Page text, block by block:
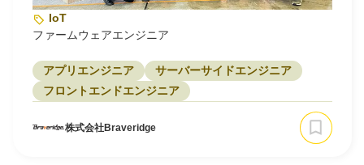
IoT
ファームウェアエンジニア
アプリエンジニア
サーバーサイドエンジニア
フロントエンドエンジニア
株式会社Braveridge